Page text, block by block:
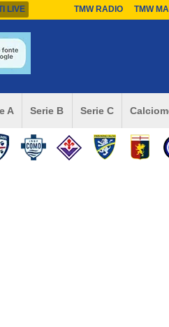
LIVE TMW RADIO TMW
A Serie B Serie C